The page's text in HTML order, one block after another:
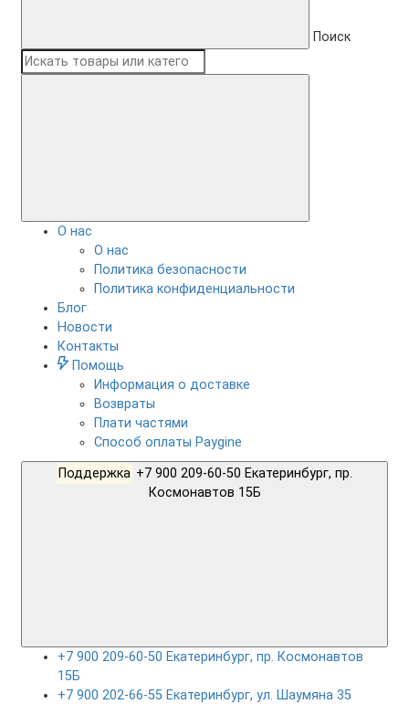
Поиск
О нас
О нас
Политика безопасности
Политика конфиденциальности
Блог
Новости
Контакты
Помощь
Информация о доставке
Возвраты
Плати частями
Способ оплаты Paygine
Поддержка +7 900 209-60-50 Екатеринбург, пр.
+7 900 209-60-50 Екатеринбург, пр. Космонавтов
15Б
+7 900 202-66-55 Екатеринбург, ул. Шаумяна 35